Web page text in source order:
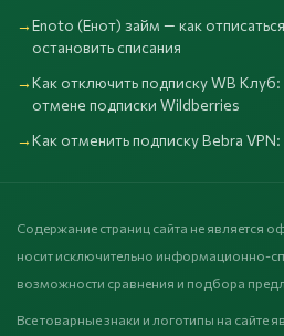
Enoto (Енот) займ — как
остановить списания
Как отключить подписку WB
отмене подписки Wildberries
Как отменить подписку Bebra
Содержание страниц сайта не является
носит исключительно информационно-
возможности сравнения и подбора
Все товарные знаки и логотипы на сайте